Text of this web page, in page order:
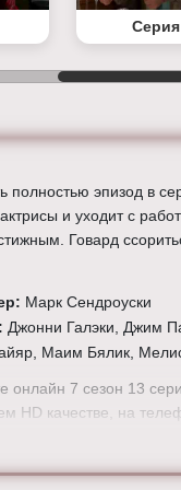
полностью эпизод в
и уходит с
Говард
Марк Сендроуски
Джонни Галэки, Джим
Маим Бялик,
онлайн 7 сезон 13
HD качестве, на